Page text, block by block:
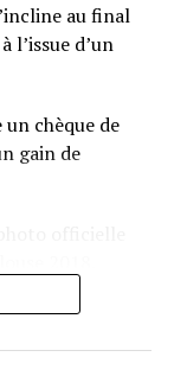
au final
l’issue d’un
chèque de
gain de